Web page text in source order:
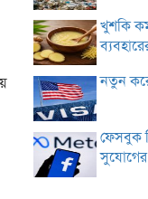
খুশকি
নতুন করে
ফেসবুক
সুযোগের